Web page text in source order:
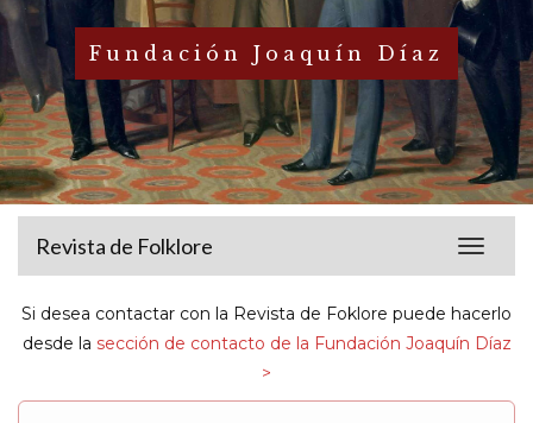
Fundación Joaquín Díaz
Toggle
Revista de Folklore
Si desea contactar con la Revista de Foklore puede hacerlo
desde la sección de contacto de la Fundación Joaquín Díaz
>